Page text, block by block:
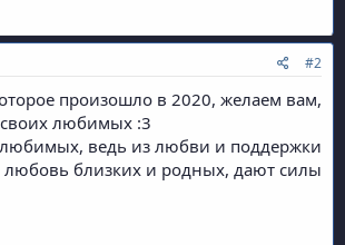
#2
произошло в 2020, желаем вам,
своих любимых :3
ведь из любви и поддержки
близких и родных, дают силы